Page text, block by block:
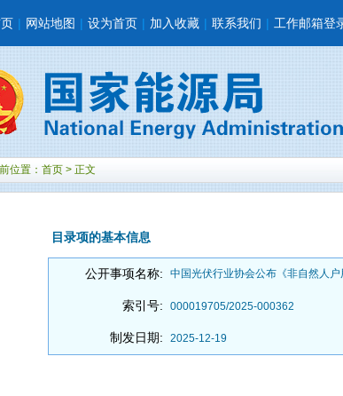
| 网站地图 | 设为首页 | 加入收藏 | 联系我们 | 工作邮箱登
位置： 首页 > 正文
目录项的基本信息
公开事项名称: 中国光伏行业协会公布《非自然人
索引号: 000019705/2025-000362
制发日期: 2025-12-19